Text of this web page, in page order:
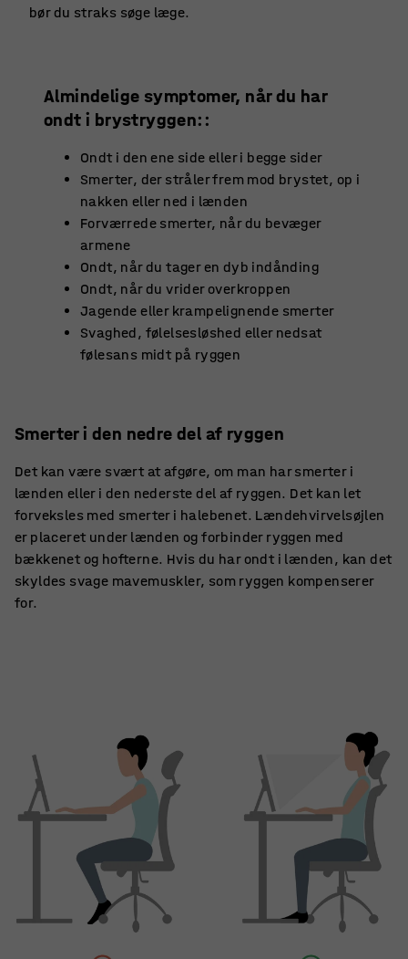
bør du straks søge læge.
Almindelige symptomer, når du har
ondt i brystryggen::
Ondt i den ene side eller i begge sider
Smerter, der stråler frem mod brystet, op i
nakken eller ned i lænden
Forværrede smerter, når du bevæger
armene
Ondt, når du tager en dyb indånding
Ondt, når du vrider overkroppen
Jagende eller krampelignende smerter
Svaghed, følelsesløshed eller nedsat
følesans midt på ryggen
Smerter i den nedre del af ryggen
Det kan være svært at afgøre, om man har smerter i
lænden eller i den nederste del af ryggen. Det kan let
forveksles med smerter i halebenet. Lændehvirvelsøjlen
er placeret under lænden og forbinder ryggen med
bækkenet og hofterne. Hvis du har ondt i lænden, kan det
skyldes svage mavemuskler, som ryggen kompenserer
for.